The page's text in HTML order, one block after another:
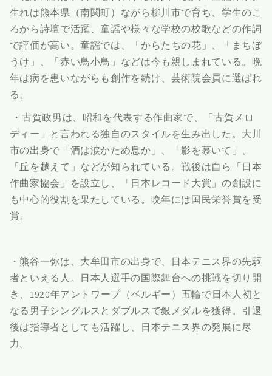
生れは熊本県（南関町）ながら柳川市で育ち、学生のこ
ろから詩壇で活躍、童謡や様々な学校の校歌などの作詞
で評価が高い。童謡では、「からたちの花」、「まちぼ
うけ」、「赤い鳥小鳥」などは今も親しまれている。晩
年は病を患いながらも創作を続け、芸術院会員に選ばれ
る。
・古賀政男は、昭和を代表する作曲家で、「古賀メロ
ディー」と言われる独自のスタイルを生み出した。大川
市の出身で「酒は涙かため息か」、「影を慕いて」、
「丘を越えて」などが知られている。戦後は自ら「日本
作曲家協会」を設立し、「日本レコード大賞」の創設に
も中心的役割を果たしている。晩年には国民栄誉賞を受
賞。
・熊谷一弥は、大牟田市の出身で、日本テニス界の先駆
者といえる人。日本人選手の国際舞台への挑戦を切り開
き、1920年アントワープ（ベルギー）五輪で日本人初と
なる男子シングルスとダブルスで銀メダルを獲得。引退
後は指導者としても活躍し、日本テニス界の発展に尽
力。